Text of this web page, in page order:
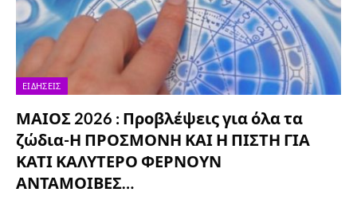
ΕΙΔΉΣΕΙΣ
ΜΑΙΟΣ 2026 : Προβλέψεις για όλα τα
ζώδια-Η ΠΡΟΣΜΟΝΗ ΚΑΙ Η ΠΙΣΤΗ ΓΙΑ
ΚΑΤΙ ΚΑΛΥΤΕΡΟ ΦΕΡΝΟΥΝ
ΑΝΤΑΜΟΙΒΕΣ…